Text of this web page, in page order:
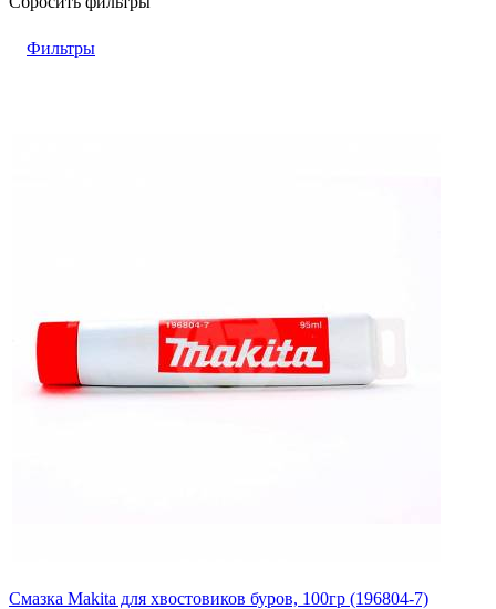
Фильтры
Смазка Makita для хвостовиков буров, 100гр (196804-7)